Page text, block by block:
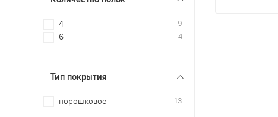
4 9
6 4
Тип покрытия
порошковое 13